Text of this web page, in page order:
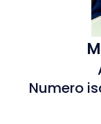
Numero